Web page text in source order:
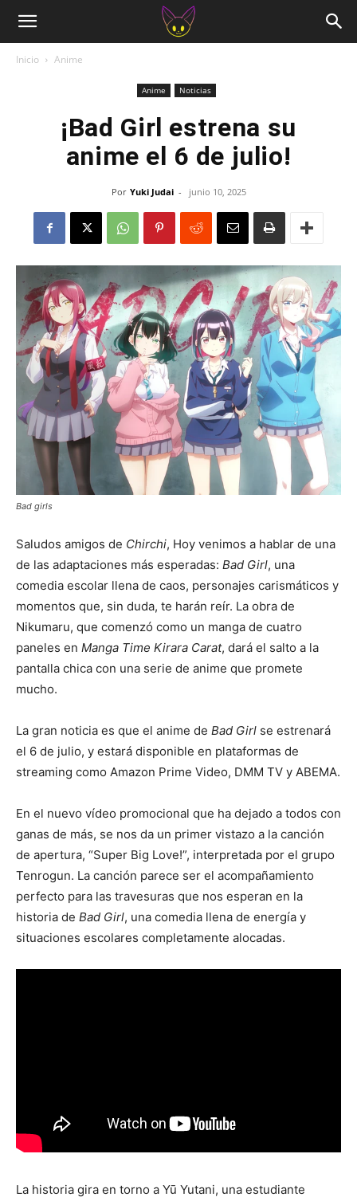
Inicio Anime
Anime Noticias
¡Bad Girl estrena su
anime el 6 de julio!
Por Yuki Judai - junio 10, 2025
Bad girls
Saludos amigos de Chirchi, Hoy venimos a hablar de una
de las adaptaciones más esperadas: Bad Girl, una
comedia escolar llena de caos, personajes carismáticos y
momentos que, sin duda, te harán reír. La obra de
Nikumaru, que comenzó como un manga de cuatro
paneles en Manga Time Kirara Carat, dará el salto a la
pantalla chica con una serie de anime que promete
mucho.
La gran noticia es que el anime de Bad Girl se estrenará
el 6 de julio, y estará disponible en plataformas de
streaming como Amazon Prime Video, DMM TV y ABEMA.
En el nuevo vídeo promocional que ha dejado a todos con
ganas de más, se nos da un primer vistazo a la canción
de apertura, “Super Big Love!”, interpretada por el grupo
Tenrogun. La canción parece ser el acompañamiento
perfecto para las travesuras que nos esperan en la
historia de Bad Girl, una comedia llena de energía y
situaciones escolares completamente alocadas.
La historia gira en torno a Yū Yutani, una estudiante